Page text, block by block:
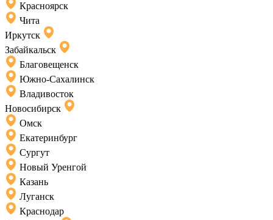
Красноярск
Чита
Иркутск
Забайкальск
Благовещенск
Южно-Сахалинск
Владивосток
Новосибирск
Омск
Екатеринбург
Сургут
Новый Уренгой
Казань
Луганск
Краснодар